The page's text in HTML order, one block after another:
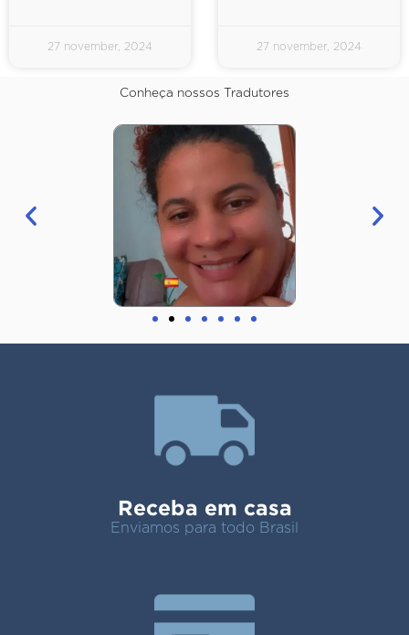
27 november, 2024 27 november, 2024
Conheça nossos Tradutores
Receba em casa
Enviamos para todo Brasil